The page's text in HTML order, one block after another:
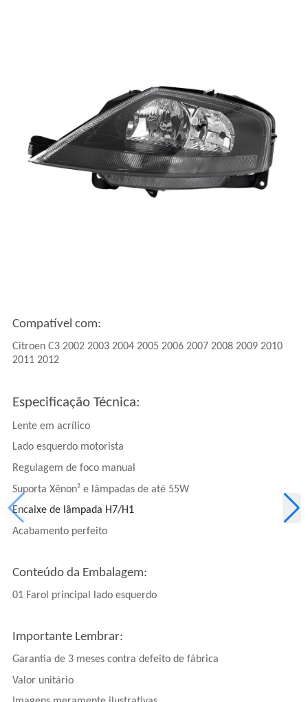
Compatível com:
Citroen C3 2002 2003 2004 2005 2006 2007 2008 2009 2010
2011 2012
Especificação Técnica:
Lente em acrílico
Lado esquerdo motorista
Regulagem de foco manual
Suporta Xênon² e lâmpadas de até 55W
Encaixe de lâmpada H7/H1
Acabamento perfeito
Conteúdo da Embalagem:
01 Farol principal lado esquerdo
Importante Lembrar:
Garantia de 3 meses contra defeito de fábrica
Valor unitário